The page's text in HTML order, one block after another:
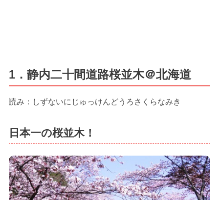
1．静内二十間道路桜並木＠北海道
読み：しずないにじゅっけんどうろさくらなみき
日本一の桜並木！